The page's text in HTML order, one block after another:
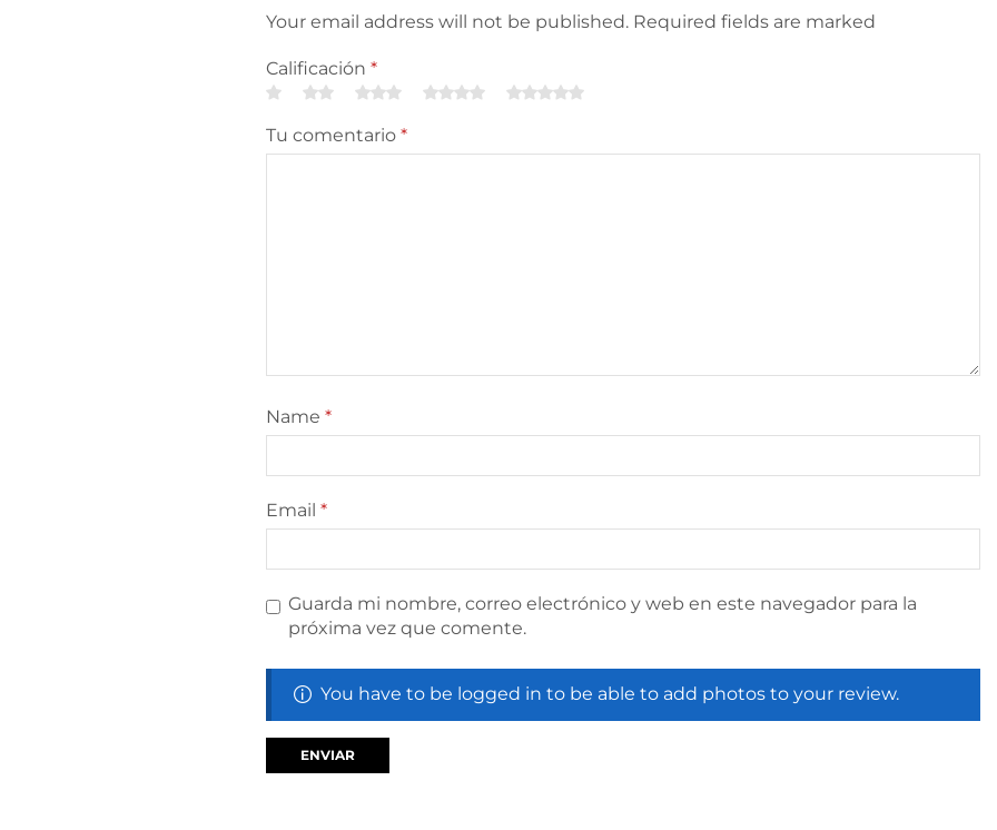
Your email address will not be published. Required fields are marked
Calificación *
Tu comentario *
Name *
Email *
Guarda mi nombre, correo electrónico y web en este navegador para la
próxima vez que comente.
You have to be logged in to be able to add photos to your review.